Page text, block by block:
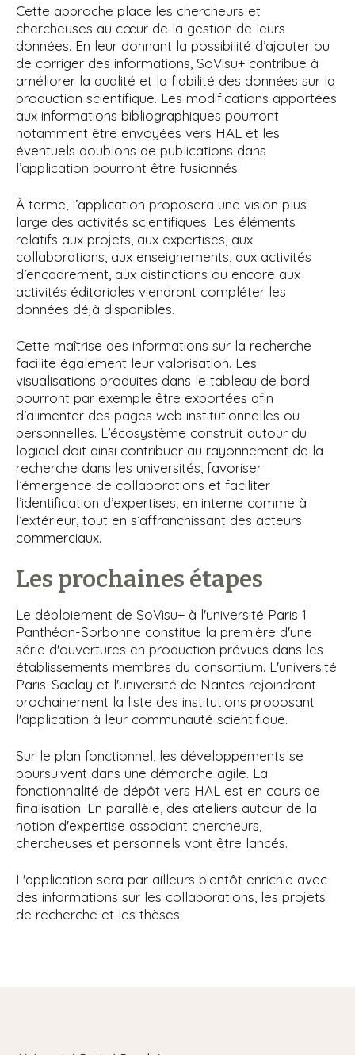
Cette approche place les chercheurs et
chercheuses au cœur de la gestion de leurs
données. En leur donnant la possibilité d’ajouter ou
de corriger des informations, SoVisu+ contribue à
améliorer la qualité et la fiabilité des données sur la
production scientifique. Les modifications apportées
aux informations bibliographiques pourront
notamment être envoyées vers HAL et les
éventuels doublons de publications dans
l’application pourront être fusionnés.
À terme, l’application proposera une vision plus
large des activités scientifiques. Les éléments
relatifs aux projets, aux expertises, aux
collaborations, aux enseignements, aux activités
d’encadrement, aux distinctions ou encore aux
activités éditoriales viendront compléter les
données déjà disponibles.
Cette maîtrise des informations sur la recherche
facilite également leur valorisation. Les
visualisations produites dans le tableau de bord
pourront par exemple être exportées afin
d’alimenter des pages web institutionnelles ou
personnelles. L’écosystème construit autour du
logiciel doit ainsi contribuer au rayonnement de la
recherche dans les universités, favoriser
l’émergence de collaborations et faciliter
l’identification d’expertises, en interne comme à
l’extérieur, tout en s’affranchissant des acteurs
commerciaux.
Les prochaines étapes
Le déploiement de SoVisu+ à l'université Paris 1
Panthéon-Sorbonne constitue la première d'une
série d'ouvertures en production prévues dans les
établissements membres du consortium. L'université
Paris-Saclay et l'université de Nantes rejoindront
prochainement la liste des institutions proposant
l'application à leur communauté scientifique.
Sur le plan fonctionnel, les développements se
poursuivent dans une démarche agile. La
fonctionnalité de dépôt vers HAL est en cours de
finalisation. En parallèle, des ateliers autour de la
notion d'expertise associant chercheurs,
chercheuses et personnels vont être lancés.
L'application sera par ailleurs bientôt enrichie avec
des informations sur les collaborations, les projets
de recherche et les thèses.